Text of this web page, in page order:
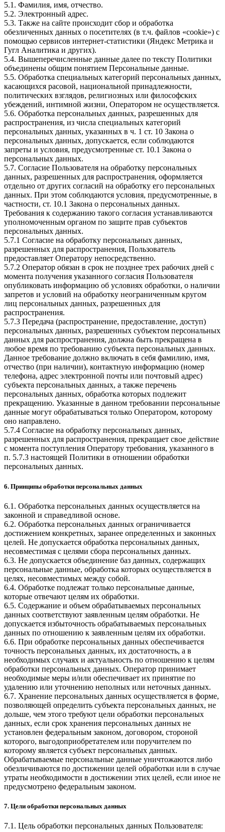
5.1. Фамилия, имя, отчество.
5.2. Электронный адрес.
5.3. Также на сайте происходит сбор и обработка
обезличенных данных о посетителях (в т.ч. файлов «cookie») с
помощью сервисов интернет-статистики (Яндекс Метрика и
Гугл Аналитика и других).
5.4. Вышеперечисленные данные далее по тексту Политики
объединены общим понятием Персональные данные.
5.5. Обработка специальных категорий персональных данных,
касающихся расовой, национальной принадлежности,
политических взглядов, религиозных или философских
убеждений, интимной жизни, Оператором не осуществляется.
5.6. Обработка персональных данных, разрешенных для
распространения, из числа специальных категорий
персональных данных, указанных в ч. 1 ст. 10 Закона о
персональных данных, допускается, если соблюдаются
запреты и условия, предусмотренные ст. 10.1 Закона о
персональных данных.
5.7. Согласие Пользователя на обработку персональных
данных, разрешенных для распространения, оформляется
отдельно от других согласий на обработку его персональных
данных. При этом соблюдаются условия, предусмотренные, в
частности, ст. 10.1 Закона о персональных данных.
Требования к содержанию такого согласия устанавливаются
уполномоченным органом по защите прав субъектов
персональных данных.
5.7.1 Согласие на обработку персональных данных,
разрешенных для распространения, Пользователь
предоставляет Оператору непосредственно.
5.7.2 Оператор обязан в срок не позднее трех рабочих дней с
момента получения указанного согласия Пользователя
опубликовать информацию об условиях обработки, о наличии
запретов и условий на обработку неограниченным кругом
лиц персональных данных, разрешенных для
распространения.
5.7.3 Передача (распространение, предоставление, доступ)
персональных данных, разрешенных субъектом персональных
данных для распространения, должна быть прекращена в
любое время по требованию субъекта персональных данных.
Данное требование должно включать в себя фамилию, имя,
отчество (при наличии), контактную информацию (номер
телефона, адрес электронной почты или почтовый адрес)
субъекта персональных данных, а также перечень
персональных данных, обработка которых подлежит
прекращению. Указанные в данном требовании персональные
данные могут обрабатываться только Оператором, которому
оно направлено.
5.7.4 Согласие на обработку персональных данных,
разрешенных для распространения, прекращает свое действие
с момента поступления Оператору требования, указанного в
п. 5.7.3 настоящей Политики в отношении обработки
персональных данных.
6. Принципы обработки персональных данных
6.1. Обработка персональных данных осуществляется на
законной и справедливой основе.
6.2. Обработка персональных данных ограничивается
достижением конкретных, заранее определенных и законных
целей. Не допускается обработка персональных данных,
несовместимая с целями сбора персональных данных.
6.3. Не допускается объединение баз данных, содержащих
персональные данные, обработка которых осуществляется в
целях, несовместимых между собой.
6.4. Обработке подлежат только персональные данные,
которые отвечают целям их обработки.
6.5. Содержание и объем обрабатываемых персональных
данных соответствуют заявленным целям обработки. Не
допускается избыточность обрабатываемых персональных
данных по отношению к заявленным целям их обработки.
6.6. При обработке персональных данных обеспечивается
точность персональных данных, их достаточность, а в
необходимых случаях и актуальность по отношению к целям
обработки персональных данных. Оператор принимает
необходимые меры и/или обеспечивает их принятие по
удалению или уточнению неполных или неточных данных.
6.7. Хранение персональных данных осуществляется в форме,
позволяющей определить субъекта персональных данных, не
дольше, чем этого требуют цели обработки персональных
данных, если срок хранения персональных данных не
установлен федеральным законом, договором, стороной
которого, выгодоприобретателем или поручителем по
которому является субъект персональных данных.
Обрабатываемые персональные данные уничтожаются либо
обезличиваются по достижении целей обработки или в случае
утраты необходимости в достижении этих целей, если иное не
предусмотрено федеральным законом.
7. Цели обработки персональных данных
7.1. Цель обработки персональных данных Пользователя: